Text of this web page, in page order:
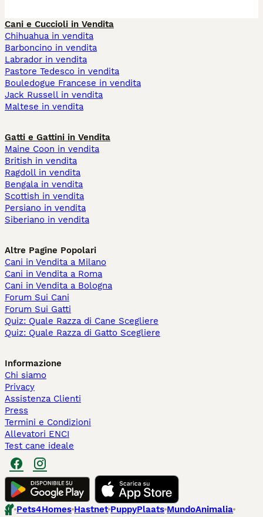
Cani e Cuccioli in Vendita
Chihuahua in vendita
Barboncino in vendita
Labrador in vendita
Pastore Tedesco in vendita
Bouledogue Francese in vendita
Jack Russell in vendita
Maltese in vendita
Gatti e Gattini in Vendita
Maine Coon in vendita
British in vendita
Ragdoll in vendita
Bengala in vendita
Scottish in vendita
Persiano in vendita
Siberiano in vendita
Altre Pagine Popolari
Cani in Vendita a Milano
Cani in Vendita a Roma
Cani in Vendita a Bologna
Forum Sui Cani
Forum Sui Gatti
Quiz: Quale Razza di Cane Scegliere
Quiz: Quale Razza di Gatto Scegliere
Informazione
Chi siamo
Privacy
Assistenza Clienti
Press
Termini e Condizioni
Allevatori ENCI
Test cane ideale
Pets4Homes Hastnet PuppyPlaats MundoAnimalia